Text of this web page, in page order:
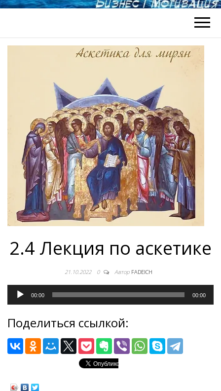
2.4 Лекция по аскетике
21.10.2022 0 Автор FADEICH
Аудиоплеер
00:00 00:00
Поделиться ссылкой: